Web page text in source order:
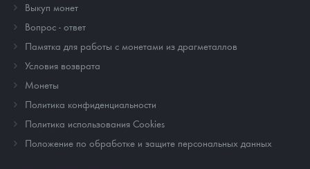
Выкуп монет
Вопрос - ответ
Памятка для работы с монетами из драгметаллов
Условия возврата
Монеты
Политика конфиденциальности
Политика использования Cookies
Положение по обработке и защите персональных данных